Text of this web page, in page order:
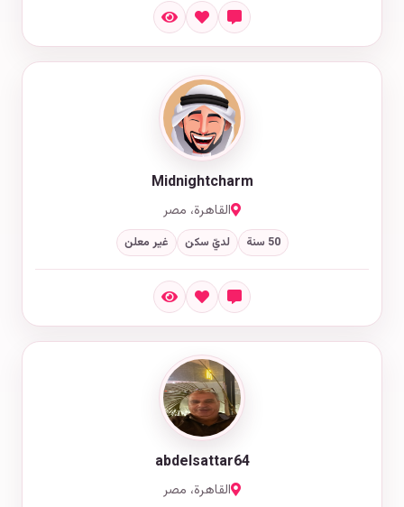
Midnightcharm
القاهرة، مصر
50 سنة لديّ سكن غير معلن
abdelsattar64
القاهرة، مصر